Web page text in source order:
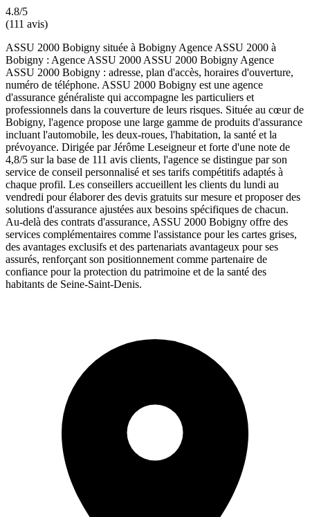
4.8/5
(111 avis)
ASSU 2000 Bobigny située à Bobigny Agence ASSU 2000 à
Bobigny : Agence ASSU 2000 ASSU 2000 Bobigny Agence
ASSU 2000 Bobigny : adresse, plan d'accès, horaires d'ouverture,
numéro de téléphone. ASSU 2000 Bobigny est une agence
d'assurance généraliste qui accompagne les particuliers et
professionnels dans la couverture de leurs risques. Située au cœur de
Bobigny, l'agence propose une large gamme de produits d'assurance
incluant l'automobile, les deux-roues, l'habitation, la santé et la
prévoyance. Dirigée par Jérôme Leseigneur et forte d'une note de
4,8/5 sur la base de 111 avis clients, l'agence se distingue par son
service de conseil personnalisé et ses tarifs compétitifs adaptés à
chaque profil. Les conseillers accueillent les clients du lundi au
vendredi pour élaborer des devis gratuits sur mesure et proposer des
solutions d'assurance ajustées aux besoins spécifiques de chacun.
Au-delà des contrats d'assurance, ASSU 2000 Bobigny offre des
services complémentaires comme l'assistance pour les cartes grises,
des avantages exclusifs et des partenariats avantageux pour ses
assurés, renforçant son positionnement comme partenaire de
confiance pour la protection du patrimoine et de la santé des
habitants de Seine-Saint-Denis.